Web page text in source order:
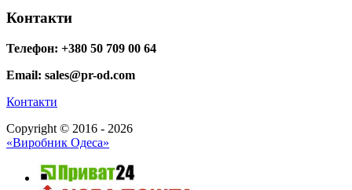
Контакти
Телефон: +380 50 709 00 64
Email: sales@pr-od.com
Контакти
Copyright © 2016 - 2026
«Виробник Одеса»